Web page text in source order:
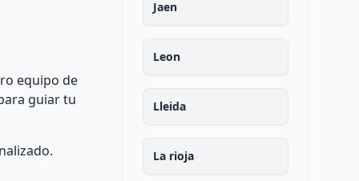
equipo de
guiar tu
Jaen
Leon
Lleida
La rioja